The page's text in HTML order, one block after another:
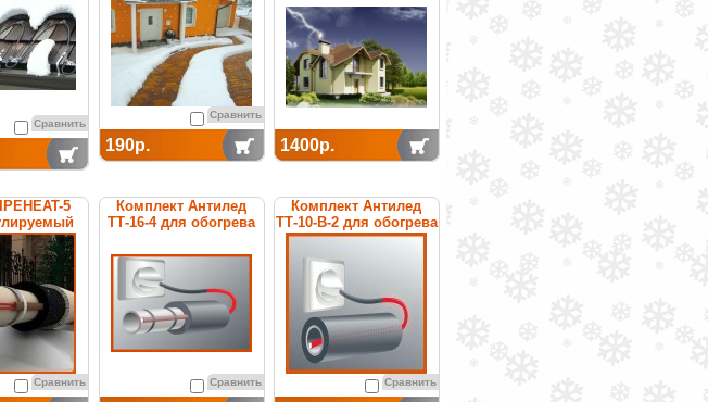
Сравнить
Сравнить
190р. 1400р.
5
труб
Сравнить
Комплект Антилед
ТТ-16-4 для обогрева
Сравнить
Комплект Антилед
ТТ-10-В-2 для обогрева
труб
Сравнить